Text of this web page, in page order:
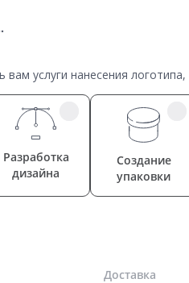
услуги нанесения логотипа,
Разработка
дизайна
Создание
упаковки
Доставка